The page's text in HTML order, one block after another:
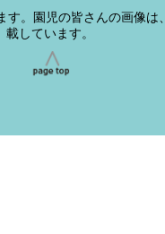
す。園児の皆さんの画像
載しています。